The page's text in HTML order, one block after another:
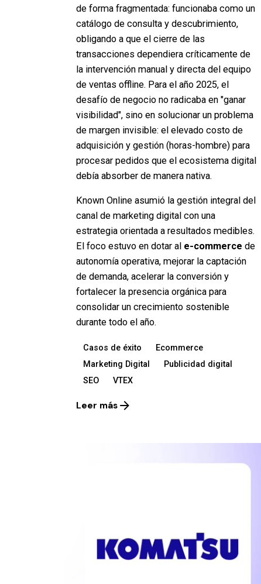
de forma fragmentada: funcionaba como un
catálogo de consulta y descubrimiento,
obligando a que el cierre de las
transacciones dependiera críticamente de
la intervención manual y directa del equipo
de ventas offline. Para el año 2025, el
desafío de negocio no radicaba en "ganar
visibilidad", sino en solucionar un problema
de margen invisible: el elevado costo de
adquisición y gestión (horas-hombre) para
procesar pedidos que el ecosistema digital
debía absorber de manera nativa.
Known Online asumió la gestión integral del
canal de marketing digital con una
estrategia orientada a resultados medibles.
El foco estuvo en dotar al e-commerce de
autonomía operativa, mejorar la captación
de demanda, acelerar la conversión y
fortalecer la presencia orgánica para
consolidar un crecimiento sostenible
durante todo el año.
Casos de éxito
Ecommerce
Marketing Digital
Publicidad digital
SEO
VTEX
Leer más